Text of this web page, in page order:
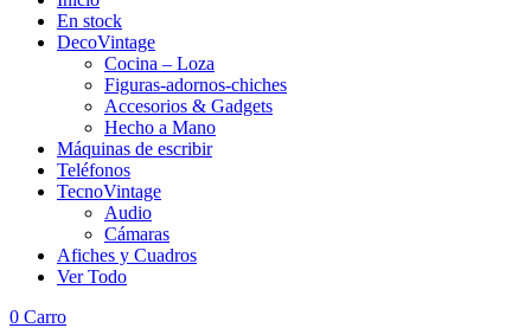
En stock
DecoVintage
Cocina – Loza
Figuras-adornos-chiches
Accesorios & Gadgets
Hecho a Mano
Máquinas de escribir
Teléfonos
TecnoVintage
Audio
Cámaras
Afiches y Cuadros
Ver Todo
0 Carro